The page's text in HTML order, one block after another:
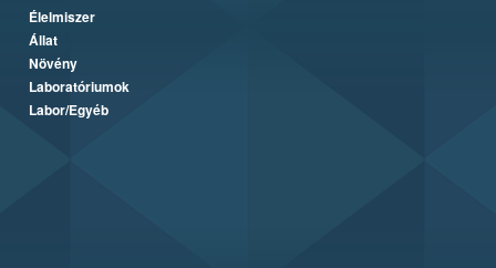
Élelmiszer
Állat
Növény
Laboratóriumok
Labor/Egyéb